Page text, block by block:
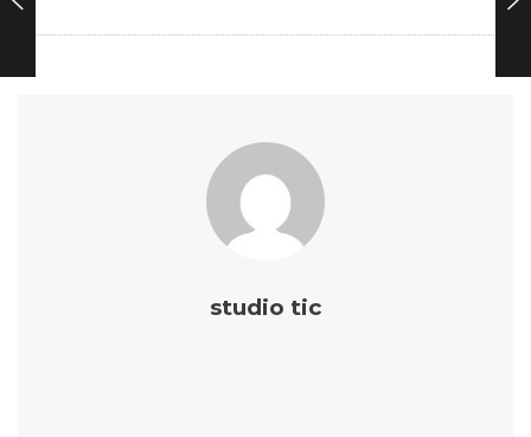
studio tic